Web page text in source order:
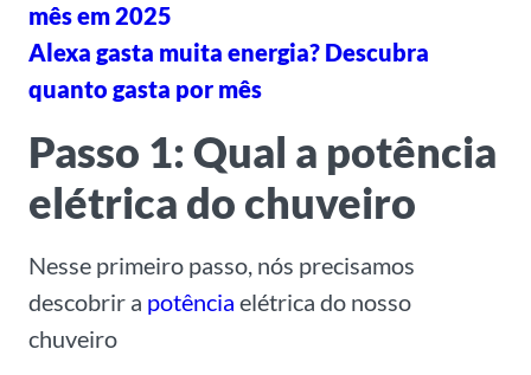
mês em 2025
Alexa gasta muita energia? Descubra
quanto gasta por mês
Passo 1: Qual a potência
elétrica do chuveiro
Nesse primeiro passo, nós precisamos
descobrir a potência elétrica do nosso
chuveiro